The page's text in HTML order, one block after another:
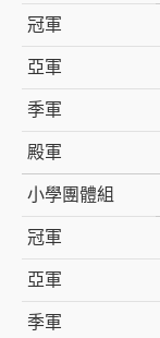
冠軍
亞軍
季軍
殿軍
小學團體組
冠軍
亞軍
季軍